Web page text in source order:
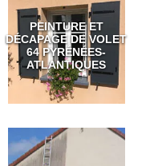
PEINTURE ET
DÉCAPAGE DE VOLET
64 PYRÉNÉES-
ATLANTIQUES